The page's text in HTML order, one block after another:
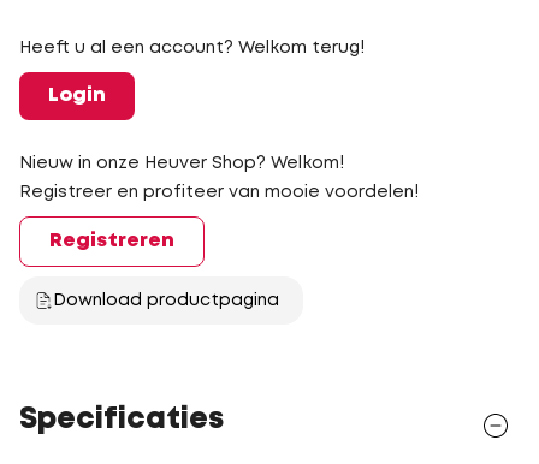
Heeft u al een account? Welkom terug!
Login
Nieuw in onze Heuver Shop? Welkom!
Registreer en profiteer van mooie voordelen!
Registreren
Download productpagina
Specificaties